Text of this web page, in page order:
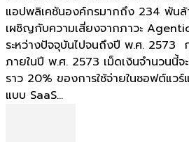
แอปพลิเคชันองค์กรมากถึง 234 พัน
เผชิญกับความเสี่ยงจากภาวะ
ระหว่างปัจจุบันไปจนถึงปี พ.ศ. 2573
ภายในปี พ.ศ. 2573 เม็ดเงินจำนวนนี้จ
ราว 20% ของการใช้จ่ายในซอฟต์แว
แบบ SaaS...